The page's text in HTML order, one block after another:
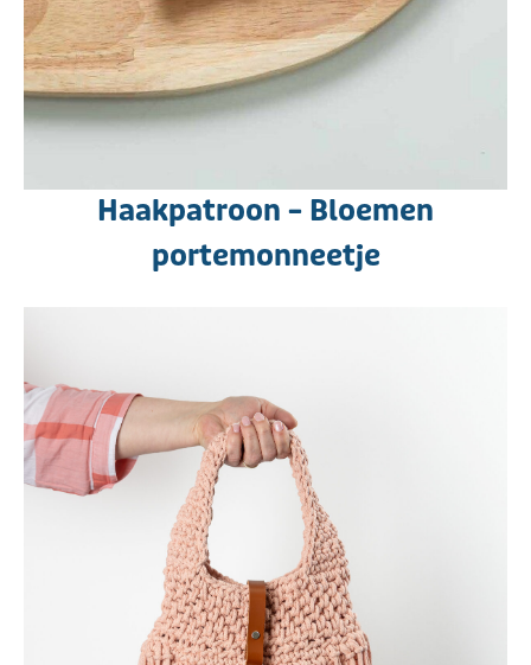
Haakpatroon – Bloemen
portemonneetje